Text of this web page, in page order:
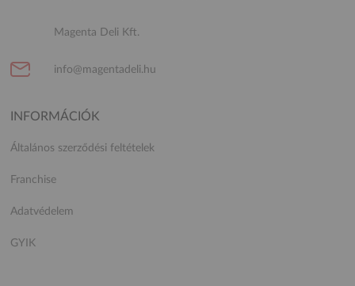
Magenta Deli Kft.
info@magentadeli.hu
INFORMÁCIÓK
Általános szerződési feltételek
Franchise
Adatvédelem
GYIK